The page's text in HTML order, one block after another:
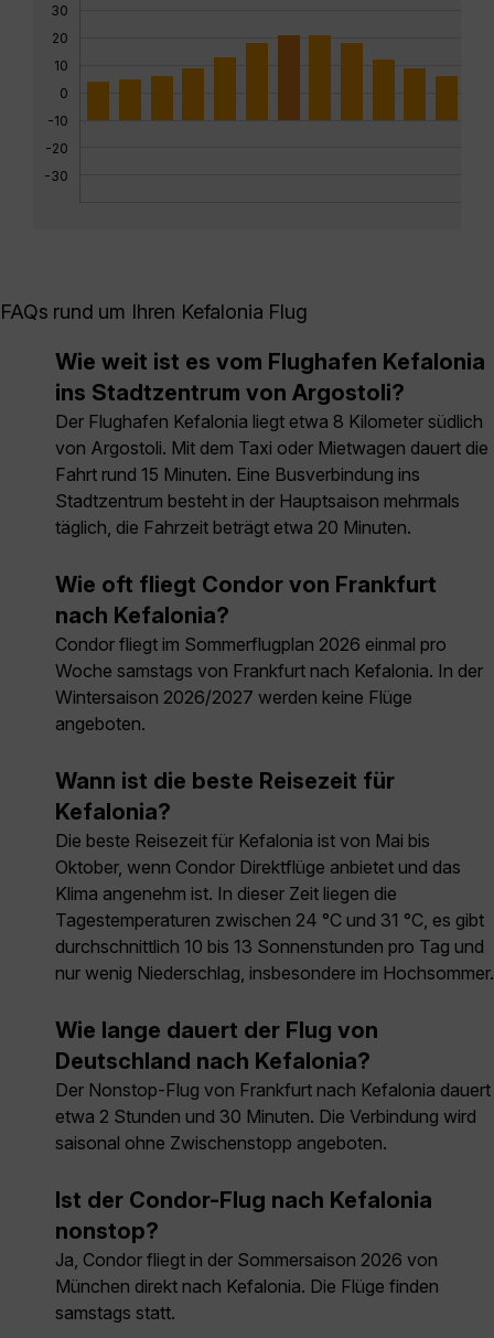
30
20
10
0
-10
-20
-30
FAQs rund um Ihren Kefalonia Flug
Wie weit ist es vom Flughafen Kefalonia
ins Stadtzentrum von Argostoli?
Der Flughafen Kefalonia liegt etwa 8 Kilometer südlich
von Argostoli. Mit dem Taxi oder Mietwagen dauert die
Fahrt rund 15 Minuten. Eine Busverbindung ins
Stadtzentrum besteht in der Hauptsaison mehrmals
täglich, die Fahrzeit beträgt etwa 20 Minuten.
Wie oft fliegt Condor von Frankfurt
nach Kefalonia?
Condor fliegt im Sommerflugplan 2026 einmal pro
Woche samstags von Frankfurt nach Kefalonia. In der
Wintersaison 2026/2027 werden keine Flüge
angeboten.
Wann ist die beste Reisezeit für
Kefalonia?
Die beste Reisezeit für Kefalonia ist von Mai bis
Oktober, wenn Condor Direktflüge anbietet und das
Klima angenehm ist. In dieser Zeit liegen die
Tagestemperaturen zwischen 24 °C und 31 °C, es gibt
durchschnittlich 10 bis 13 Sonnenstunden pro Tag und
nur wenig Niederschlag, insbesondere im Hochsommer.
Wie lange dauert der Flug von
Deutschland nach Kefalonia?
Der Nonstop-Flug von Frankfurt nach Kefalonia dauert
etwa 2 Stunden und 30 Minuten. Die Verbindung wird
saisonal ohne Zwischenstopp angeboten.
Ist der Condor-Flug nach Kefalonia
nonstop?
Ja, Condor fliegt in der Sommersaison 2026 von
München direkt nach Kefalonia. Die Flüge finden
samstags statt.